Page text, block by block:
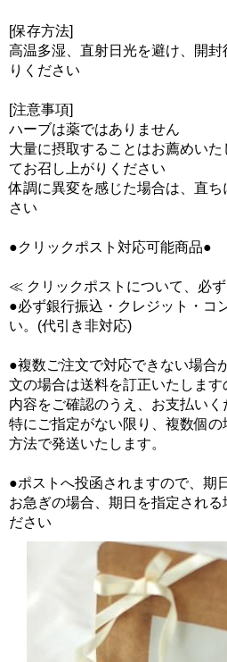
[保存方法]
高温多湿、直射日光を避け、開
りください
[注意事項]
ハーブは薬ではありません
大量に摂取することはお薦めい
てお召し上がりください
体調に異変を感じた場合は、直
さい
●クリックポスト対応可能商品●
≪ クリックポストについて、必
●必ず銀行振込・クレジット・コ
い。(代引き非対応)
●複数ご注文で対応できない場合
文の場合は送料を訂正いたしま
内容をご確認のうえ、お支払いく
特にご指定がない限り、複数個
方法で発送いたします。
●ポストへ投函されますので、期
お急ぎの場合、期日を指定される
ださい